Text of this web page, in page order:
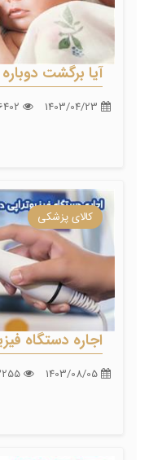
آیا برگشت
کالای پزشکی
اجاره دستگاه